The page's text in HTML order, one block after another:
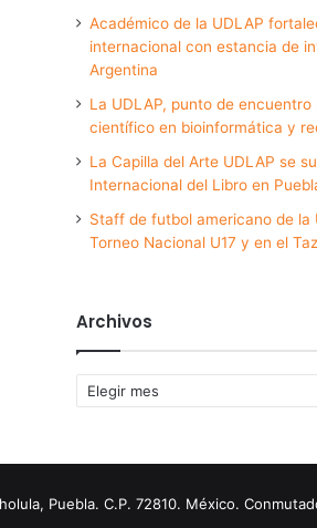
Académico de la UDLAP
internacional con estancia de
Argentina
La UDLAP, punto de
científico en bioinformática y
La Capilla del Arte UDLAP se
Internacional del Libro en
Staff de futbol americano de la
Torneo Nacional U17 y en el
Archivos
Archivos
Puebla. C.P. 72810. México.